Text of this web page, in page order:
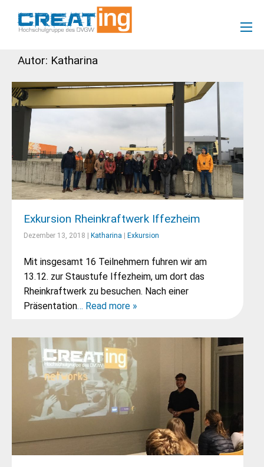
Autor: Katharina
Exkursion Rheinkraftwerk Iffezheim
Dezember 13, 2018 | Katharina Exkursion
Mit insgesamt 16 Teilnehmern fuhren wir am
13.12. zur Staustufe Iffezheim, um dort das
Rheinkraftwerk zu besuchen. Nach einer
Präsentation… Read more »